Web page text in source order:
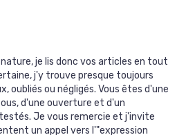
je lis donc vos articles en tout
j'y trouve presque toujours
oubliés ou négligés. Vous êtes d'une
d'une ouverture et d'un
Je vous remercie et j'invite
un appel vers l'"expression